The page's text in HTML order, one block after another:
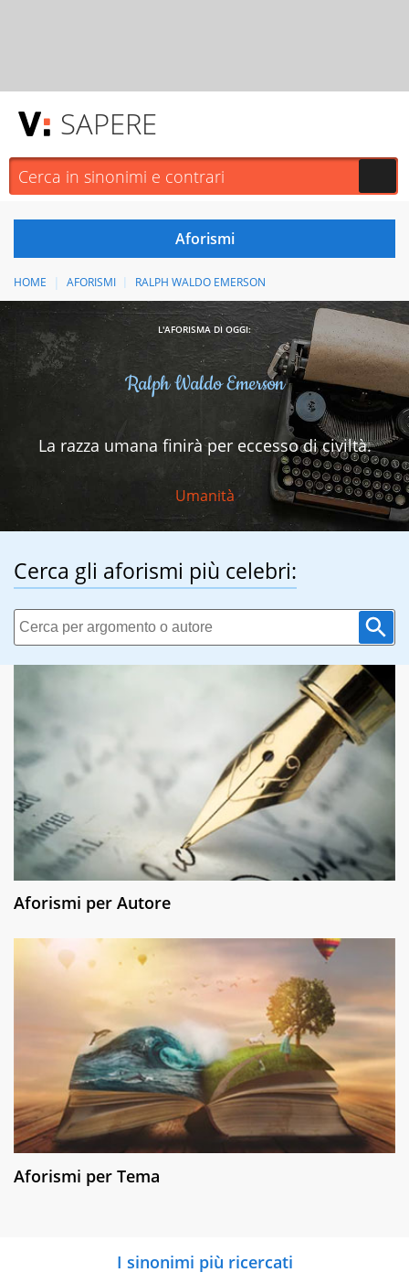
SAPERE
HOME AFORISMI RALPH WALDO EMERSON
L'AFORISMA DI OGGI:
Ralph Waldo Emerson
La razza umana finirà per eccesso di civiltà.
Umanità
Cerca gli aforismi più celebri:
Aforismi per Autore
Aforismi per Tema
I sinonimi più ricercati